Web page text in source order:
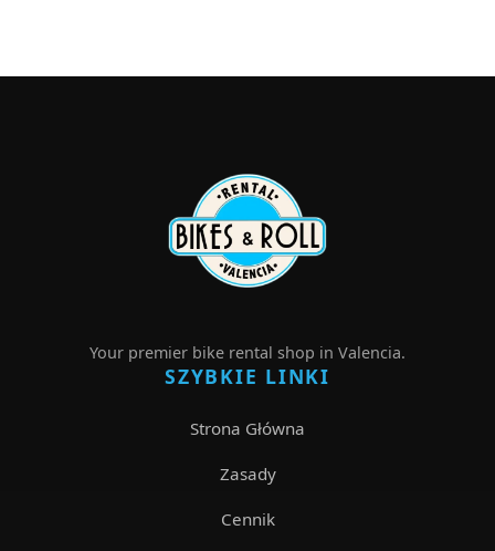
Your premier bike rental shop in Valencia.
SZYBKIE LINKI
Strona Główna
Zasady
Cennik